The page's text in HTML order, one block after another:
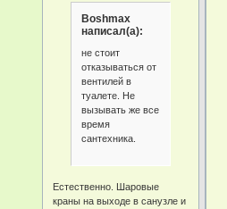
Boshmax
написал(а):
не стоит
отказываться от
вентилей в
туалете. Не
вызывать же все
время
сантехника.
Естественно. Шаровые
краны на выходе в санузле и